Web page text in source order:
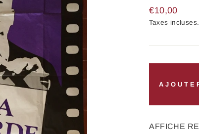
Prix
régulier
€10,00
Taxes incluses.
AFFICHE